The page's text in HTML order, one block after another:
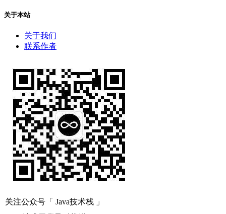
关于本站
关于我们
联系作者
关注公众号「 Java技术栈 」